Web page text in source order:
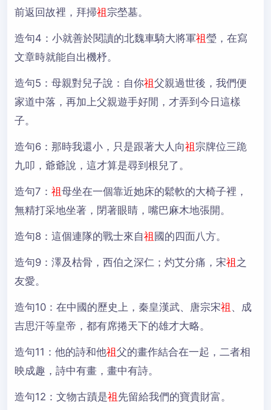
前返回故裡，拜掃祖 宗塋墓。
造句4： 小就善於閱讀的北魏車騎大將軍祖瑩，在寫
文章時就能自出機杼。
造句5： 母親對兒子說：自你祖父親過世後，我們便
家道中落，再加上父親遊手好閒，才弄到今日這樣
子。
造句6： 那時我還小，只是跟著大人向祖 宗牌位三跪
九叩，爺爺說，這才算是尋到根兒了。
造句7： 祖母坐在一個靠近她床的鬆軟的大椅子裡，
無精打采地坐著，閉著眼睛，嘴巴麻木地張開。
造句8： 這個連隊的戰士來自祖 國的四面八方。
造句9： 澤及枯骨，西伯之深仁；灼艾分痛，宋祖 之
友愛。
造句10： 在中國的歷史上，秦皇漢武、唐宗宋祖 、成
吉思汗等皇帝，都有席捲天下的雄才大略。
造句11： 他的詩和他祖父的畫作結合在一起，二者相
映成趣，詩中有畫，畫中有詩。
造句12： 文物古蹟是祖 先留給我們的寶貴財富。